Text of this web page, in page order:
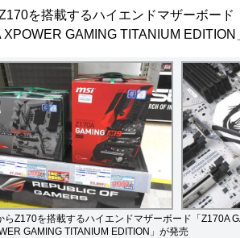
を搭載するハイエンドマザーボード
XPOWER GAMING TITANIUM EDITION
らZ170を搭載するハイエンドマザーボード「Z170A
GAMING TITANIUM EDITION」が発売